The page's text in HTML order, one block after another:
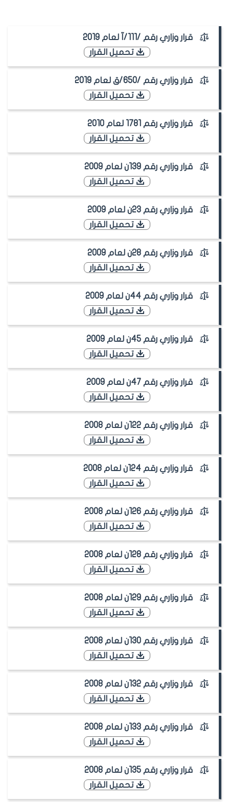
قرار وزاري رقم /111/آ لعام 2019
تحميل القرار
قرار وزاري رقم /650/ق لعام 2019
تحميل القرار
قرار وزاري رقم 1781 لعام 2010
تحميل القرار
قرار وزاري رقم 139ن لعام 2009
تحميل القرار
قرار وزاري رقم 23ن لعام 2009
تحميل القرار
قرار وزاري رقم 28ن لعام 2009
تحميل القرار
قرار وزاري رقم 44ن لعام 2009
تحميل القرار
قرار وزاري رقم 45ن لعام 2009
تحميل القرار
قرار وزاري رقم 47ن لعام 2009
تحميل القرار
قرار وزاري رقم 122ن لعام 2008
تحميل القرار
قرار وزاري رقم 124ن لعام 2008
تحميل القرار
قرار وزاري رقم 126ن لعام 2008
تحميل القرار
قرار وزاري رقم 128ن لعام 2008
تحميل القرار
قرار وزاري رقم 129ن لعام 2008
تحميل القرار
قرار وزاري رقم 130ن لعام 2008
تحميل القرار
قرار وزاري رقم 132ن لعام 2008
تحميل القرار
قرار وزاري رقم 133ن لعام 2008
تحميل القرار
قرار وزاري رقم 135ن لعام 2008
تحميل القرار